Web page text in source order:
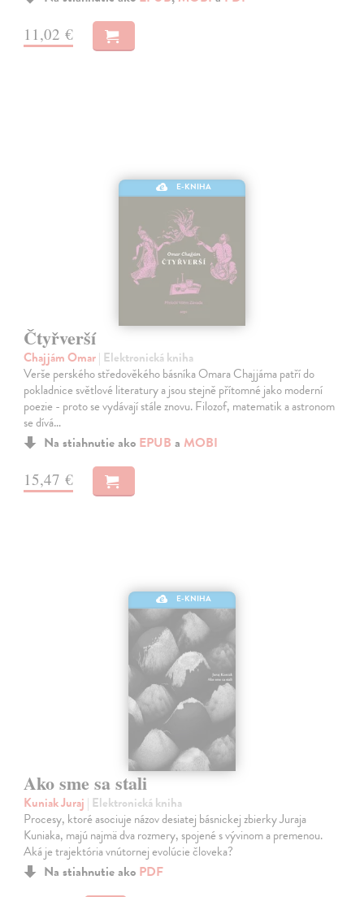
11,02 €
E-KNIHA
Čtyřverší
Chajjám Omar| Elektronická kniha
Verše perského středověkého básníka Omara Chajjáma patří do
pokladnice světlové literatury a jsou stejně přítomné jako moderní
poezie - proto se vydávají stále znovu. Filozof, matematik a astronom
se dívá…
Na stiahnutie ako EPUB a MOBI
15,47 €
E-KNIHA
Ako sme sa stali
Kuniak Juraj | Elektronická kniha
Procesy, ktoré asociuje názov desiatej básnickej zbierky Juraja
Kuniaka, majú najmä dva rozmery, spojené s vývinom a premenou.
Aká je trajektória vnútornej evolúcie človeka?
Na stiahnutie ako PDF